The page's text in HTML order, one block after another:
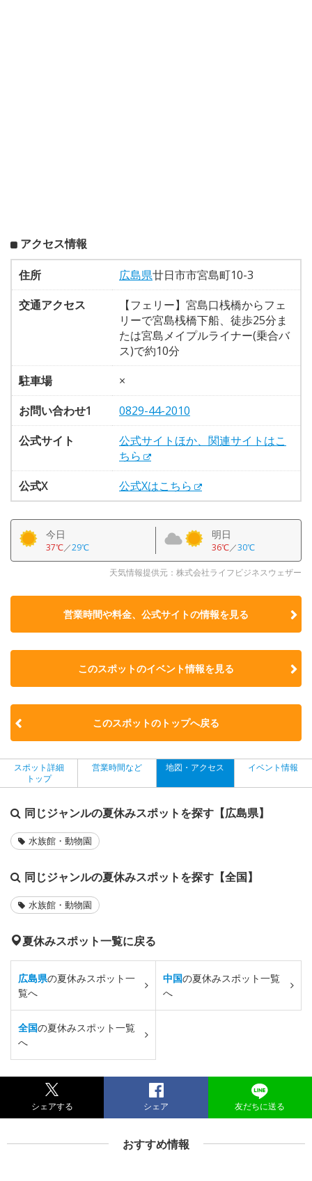
アクセス情報
住所 広島県廿日市市宮島町10-3
交通アクセス
【フェリー】宮島口桟橋からフェ
リーで宮島桟橋下船、徒歩25分ま
たは宮島メイプルライナー(乗合バ
ス)で約10分
駐車場
×
お問い合わせ1
0829-44-2010
公式サイト
公式サイトほか、関連サイトはこ
ちら
公式X
公式Xはこちら
今日
37℃／29℃
明日
36℃／30℃
天気情報提供元：株式会社ライフビジネスウェザー
営業時間や料金、公式サイトの情報を見る
このスポットのイベント情報を見る
このスポットのトップへ戻る
スポット詳細
トップ
営業時間など 地図・アクセス イベント情報
同じジャンルの夏休みスポットを探す【広島県】
水族館・動物園
同じジャンルの夏休みスポットを探す【全国】
水族館・動物園
夏休みスポット一覧に戻る
広島県の夏休みスポット一
覧へ
中国の夏休みスポット一覧
へ
全国の夏休みスポット一覧
へ
シェアする シェア 友だちに送る
おすすめ情報